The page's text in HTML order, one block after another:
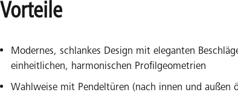
Vorteile
Modernes, schlankes Design mit eleganten
einheitlichen, harmonischen Profilgeometrien
Wahlweise mit Pendeltüren (nach innen und außen